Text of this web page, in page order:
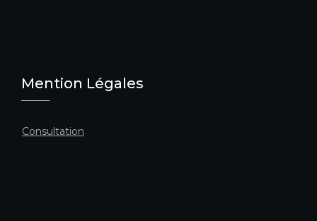
Mention Légales
Consultation